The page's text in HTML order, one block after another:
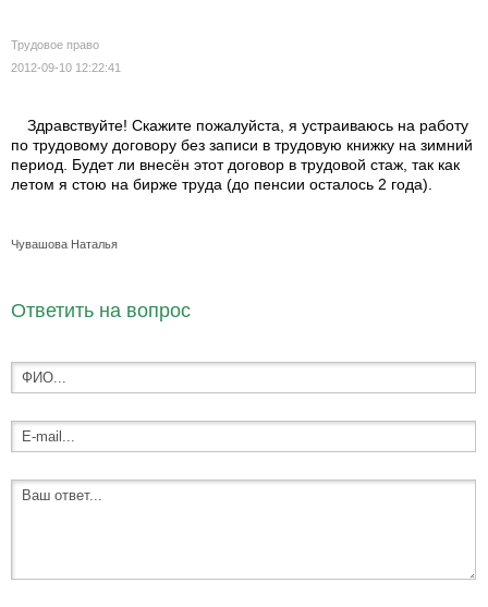
Трудовое право
2012-09-10 12:22:41
Здравствуйте! Скажите пожалуйста, я устраиваюсь на работу
по трудовому договору без записи в трудовую книжку на зимний
период. Будет ли внесён этот договор в трудовой стаж, так как
летом я стою на бирже труда (до пенсии осталось 2 года).
Чувашова Наталья
Ответить на вопрос